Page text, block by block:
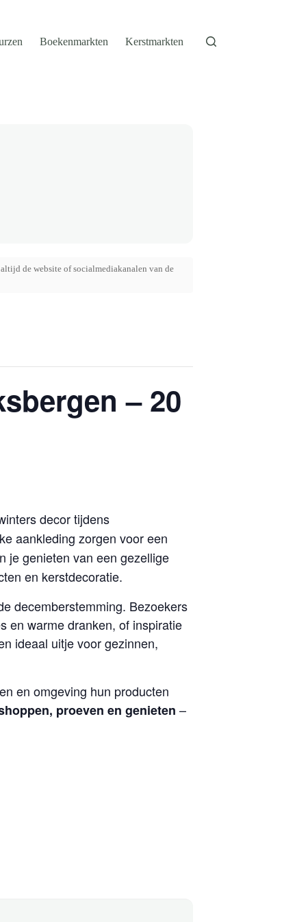
Boekenmarkten Kerstmarkten
de website of socialmediakanalen van de
– 20
decor tijdens
aankleding zorgen voor een
je genieten van een gezellige
en kerstdecoratie.
decemberstemming. Bezoekers
en warme dranken, of inspiratie
ideaal uitje voor gezinnen,
en omgeving hun producten
proeven en genieten –